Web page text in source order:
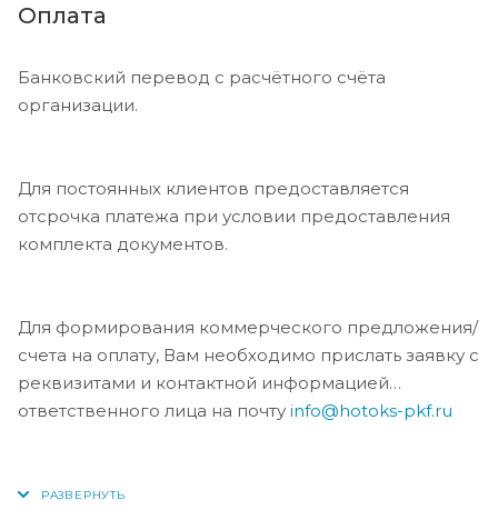
Оплата
Банковский перевод с расчётного счёта
организации.
Для постоянных клиентов предоставляется
отсрочка платежа при условии предоставления
комплекта документов.
Для формирования коммерческого предложения/
счета на оплату, Вам необходимо прислать заявку с
реквизитами и контактной информацией
ответственного лица на почту info@hotoks-pkf.ru